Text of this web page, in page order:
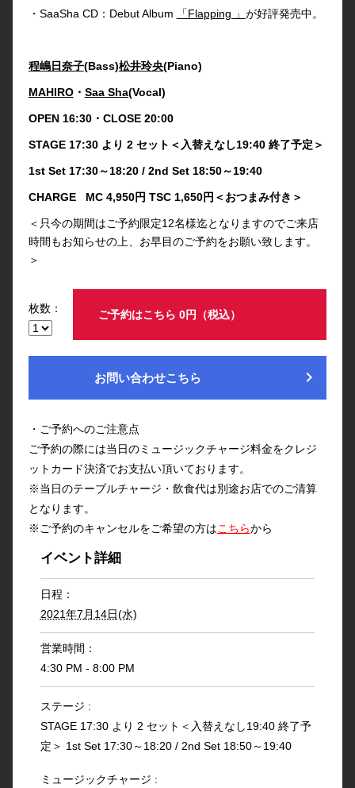
・SaaSha CD：Debut Album 「Flapping 」 が好評発売中。
程嶋日奈子(Bass)松井玲央(Piano)
MAHIRO・ Saa Sha(Vocal)
OPEN 16:30・CLOSE 20:00
STAGE 17:30 より 2 セット＜入替えなし19:40 終了予定＞
1st Set 17:30～18:20 / 2nd Set 18:50～19:40
CHARGE MC 4,950円 TSC 1,650円＜おつまみ付き＞
＜只今の期間はご予約限定12名様迄となりますのでご来店
時間もお知らせの上、お早目のご予約をお願い致します。
＞
枚数： ご予約はこちら 0円（税込）
お問い合わせこちら chevron_right
・ご予約へのご注意点
ご予約の際には当日のミュージックチャージ料金をクレジ
ットカード決済でお支払い頂いております。
※当日のテーブルチャージ・飲食代は別途お店でのご清算
となります。
※ご予約のキャンセルをご希望の方はこちらから
イベント詳細
日程：
2021年7月14日(水)
営業時間：
4:30 PM - 8:00 PM
ステージ :
STAGE 17:30 より 2 セット＜入替えなし19:40 終了予
定＞ 1st Set 17:30～18:20 / 2nd Set 18:50～19:40
ミュージックチャージ :